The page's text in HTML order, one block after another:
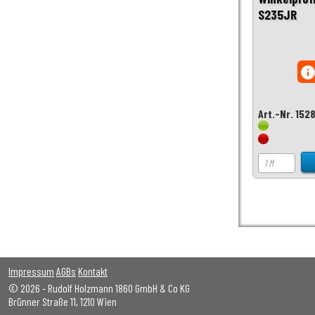
S235JR
info
Art.-Nr.
Impressum AGBs Kontakt
© 2026 - Rudolf Holzmann 1860 GmbH & Co KG
Brünner Straße 11, 1210 Wien